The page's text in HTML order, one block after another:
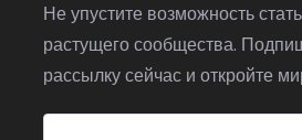
Не упустите возможность
растущего сообщества.
рассылку сейчас и откройте